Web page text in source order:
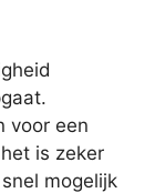
voor een
is zeker
mogelijk